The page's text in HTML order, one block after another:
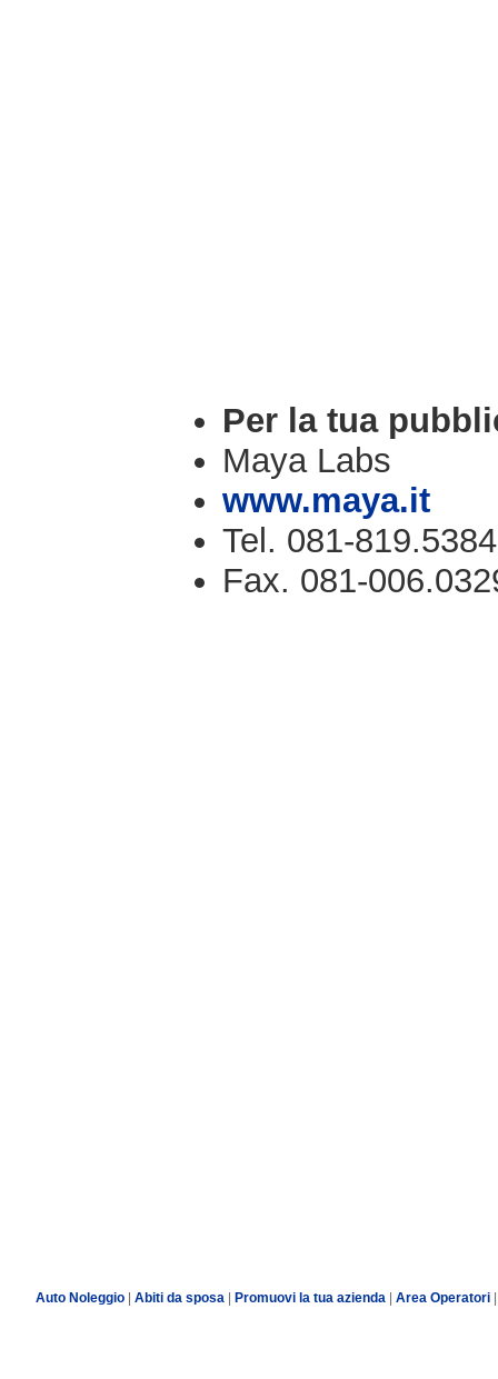
Per la tua
Maya Labs
www.maya.it
Tel. 081-819.5384
Fax. 081-
Auto Noleggio| Abiti da sposa| Promuovi la tua azienda Area Operatori